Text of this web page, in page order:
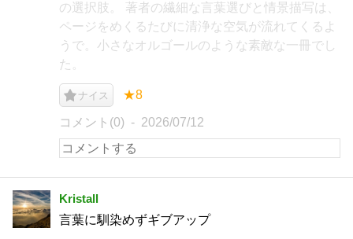
の選択肢。 著者の繊細な言葉選びと情景描写は、
ページをめくるたびに清浄な空気が流れてくるよ
うで。小さなオルゴールのような素敵な一冊でし
た。
ナイス ★8
コメント(0) 2026/07/12
Kristall
言葉に馴染めずギブアップ